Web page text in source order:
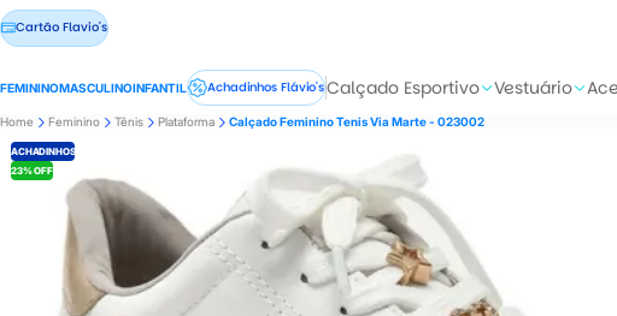
Cartão Flavio's
FEMININOMASCULINOINFANTIL Achadinhos Flávio'sCalçado Esportivo Vestuário
Home Feminino Tênis Plataforma Calçado Feminino Tenis Via Marte - 023002
23% OFF
ACHADINHOS